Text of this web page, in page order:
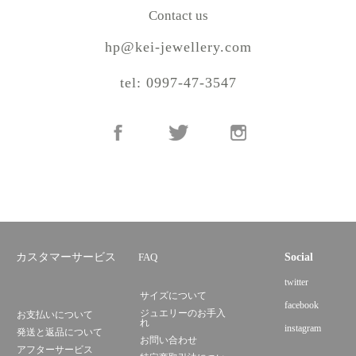
Contact us
hp@kei-jewellery.com
tel: 0997-47-3547
カスタマーサービス FAQ
お支払いについて
発送と返品について
アフターサービス
サイズについて
ジュエリーのお手入
れ
お問い合わせ
Social
twitter
facebook
instagram